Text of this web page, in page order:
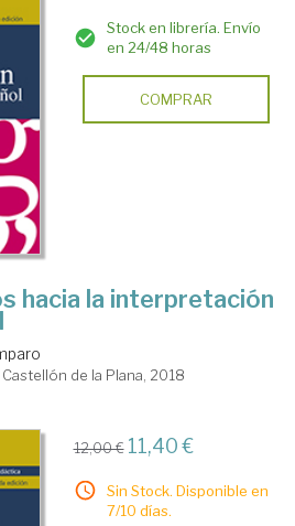
Stock en librería. Envío
en 24/48 horas
COMPRAR
hacia la interpretación
Castellón de la Plana, 2018
12,00 € 11,40 €
Sin Stock. Disponible en
7/10 días.